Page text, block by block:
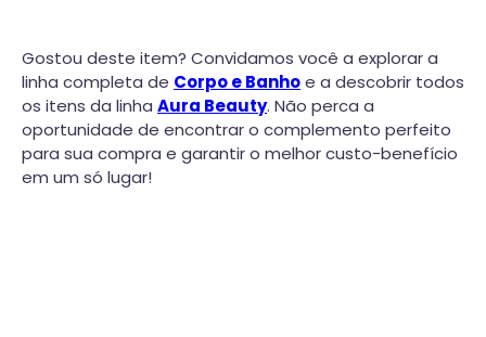
Gostou deste item? Convidamos você a explorar a
linha completa de Corpo e Banhoe a descobrir todos
os itens da linha Aura Beauty. Não perca a
oportunidade de encontrar o complemento perfeito
para sua compra e garantir o melhor custo-benefício
em um só lugar!